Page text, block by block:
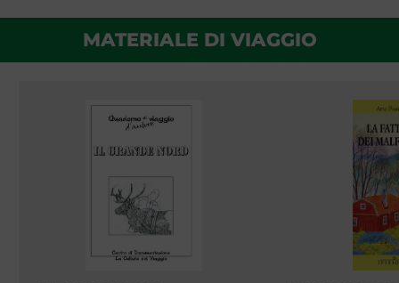
MATERIALE DI VIAGGIO